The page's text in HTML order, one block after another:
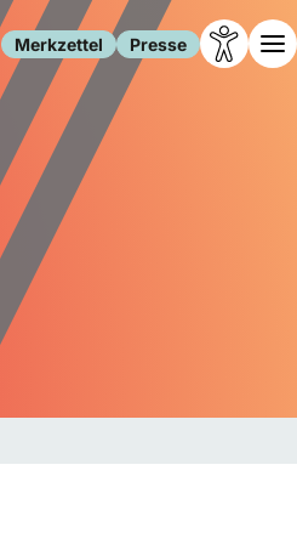
Merkzettel Presse
Gesellschaft
Forschung
Migration
Polizei